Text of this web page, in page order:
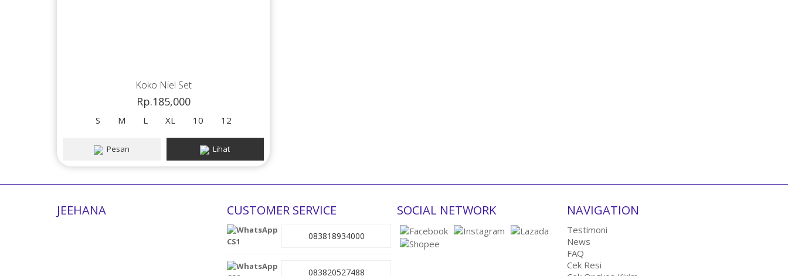
Koko Niel Set
Rp.185,000
S M L XL 10 12
Pesan Lihat
JEEHANA CUSTOMER SERVICE
CS1
083818934000
083820527488
SOCIAL NETWORK NAVIGATION
Testimoni
News
FAQ
Cek Resi